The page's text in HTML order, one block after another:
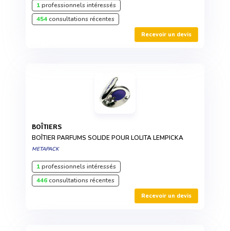
1professionnels intéressés
454consultations récentes
Recevoir un devis
BOÎTIERS
BOÎTIER PARFUMS SOLIDE POUR LOLITA LEMPICKA
METAPACK
1professionnels intéressés
446consultations récentes
Recevoir un devis